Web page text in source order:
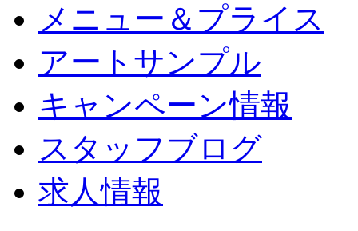
メニュー＆プライス
アートサンプル
キャンペーン情報
スタッフブログ
求人情報